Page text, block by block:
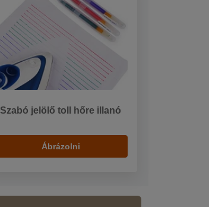
Szabó jelölő toll hőre illanó
Ábrázolni